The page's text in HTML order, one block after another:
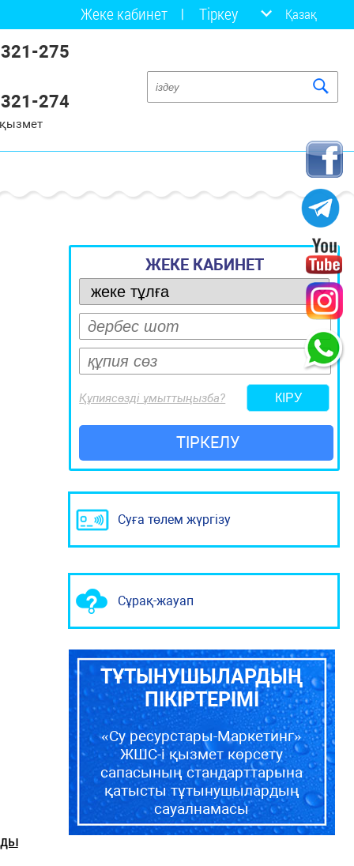
Жеке кабинет Тіркеу Қазақ
275
274
ЖЕКЕ КАБИНЕТ
Құпиясөзді ұмыттыңызба?
ТІРКЕЛУ
Суға төлем жүргізу
Сұрақ-жауап
ТҰТЫНУШЫЛАРДЫҢ
ПІКІРТЕРІМІ
«Су ресурстары-Маркетинг»
ЖШС-і қызмет көрсету
сапасының стандарттарына
қатысты тұтынушылардың
сауалнамасы